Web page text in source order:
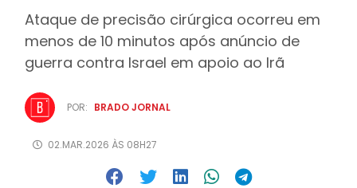
Ataque de precisão cirúrgica ocorreu em
menos de 10 minutos após anúncio de
guerra contra Israel em apoio ao Irã
POR: BRADO JORNAL
02.MAR.2026 ÀS 08H27